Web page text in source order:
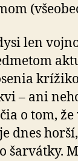
len
– ani
o tom,
dnes
šarvátky.